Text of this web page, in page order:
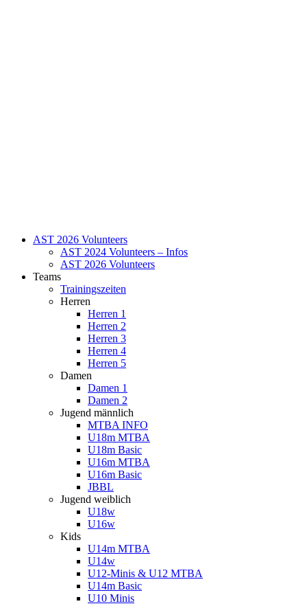
AST 2026 Volunteers
AST 2024 Volunteers – Infos
AST 2026 Volunteers
Teams
Trainingszeiten
Herren
Herren 1
Herren 2
Herren 3
Herren 4
Herren 5
Damen
Damen 1
Damen 2
Jugend männlich
MTBA INFO
U18m MTBA
U18m Basic
U16m MTBA
U16m Basic
JBBL
Jugend weiblich
U18w
U16w
Kids
U14m MTBA
U14w
U12-Minis & U12 MTBA
U14m Basic
U10 Minis